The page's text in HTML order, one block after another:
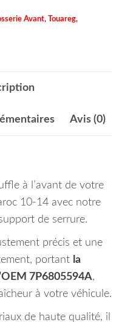
Avant, Touareg,
Avis (0)
à l’avant de votre
10-14 avec notre
de serrure.
précis et une
portant la
l’OEM 7P6805594A,
à votre véhicule.
de haute qualité, il